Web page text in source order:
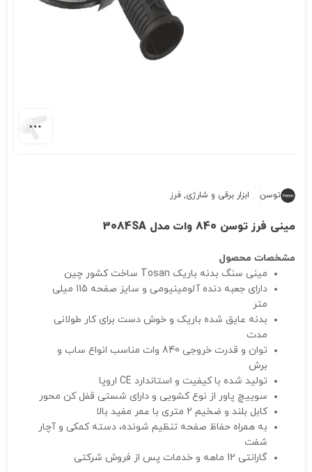
توسن ابزار برقی و شارژی,فرز
مینی فرز توسن 840 وات مدل 3084SA
مشخصات محصول
مینی سنگ بدنه باریک Tosan ساخت کشور چین
دارای جعبه دنده آلومینیومی و سایز صفحه 115 میلی
متر
بدنه عایق شده باریک و خوش دست برای کار طولانی
مدت
توان و قدرت خروجی 840 وات مناسب انواع ساب و
برش
تولید شده با کیفیت و استاندارد CE اروپا
سوییچ پاور از نوع کشویی و دارای شستی قفل کن محور
کابل بلند و ضخیم 2 متری با عمر مفید بالا
به همراه حفاظ صفحه تنظیم شونده، دسته کمکی و آچار
شفت
گارانتی 12 ماهه و خدمات پس از فروش شرکتی